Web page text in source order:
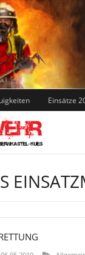
Einsätze